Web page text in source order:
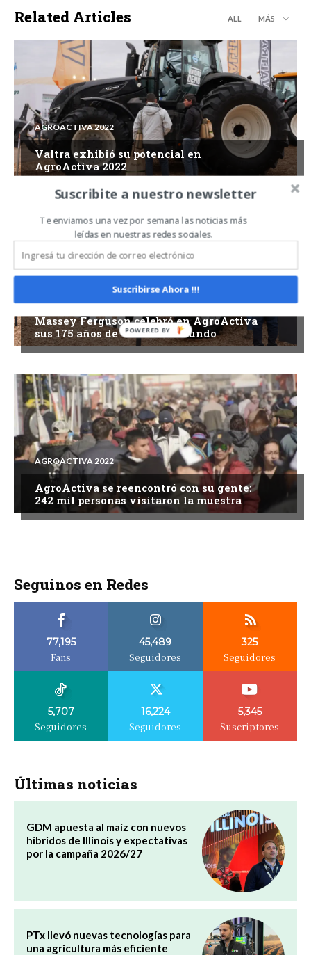
Related Articles ALL MÁS
AGROACTIVA 2022
Valtra exhibió su potencial en
AgroActiva 2022
AGROACTIVA 2022
Massey Ferguson celebró en AgroActiva
sus 175 años de vida en el mundo
AGROACTIVA 2022
AgroActiva se reencontró con su gente:
242 mil personas visitaron la muestra
Seguinos en Redes
77,195
Fans
45,489
Seguidores
325
Seguidores
5,707
Seguidores
16,224
Seguidores
5,345
Suscriptores
Últimas noticias
GDM apuesta al maíz con nuevos
híbridos de Illinois y expectativas
por la campaña 2026/27
PTx llevó nuevas tecnologías para
una agricultura más eficiente
Suscribite a nuestro newsletter
Te enviamos una vez por semana las noticias más
leídas en nuestras redes sociales.
Suscribirse Ahora !!!